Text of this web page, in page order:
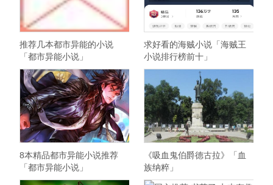
推荐几本都市异能的小说
「都市异能小说」
求好看的海贼小说「海贼王
小说排行榜前十」
8本精品都市异能小说推荐
「都市异能小说」
《吸血鬼伯爵德古拉》「血
族纳粹」